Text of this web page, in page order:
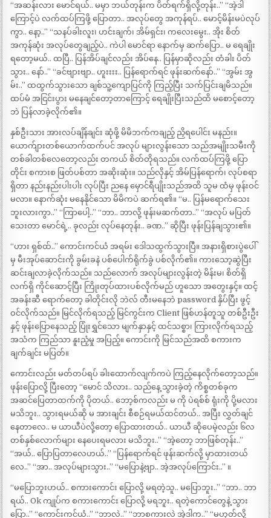
“အဆန်းလား မောင်ရယ်.. မမှာ ဘယ်တုန်းက ပိတ်ရက်ရှိလို့တုန်း..” “အဲ့ဒါ
ကြောင့်ပဲ လက်ထပ်ကြဖို့ ပြောတာ.. အလုပ်တွေ အကုန်ရပ်.. မောင့်မိန်းမပဲလုပ်
ကွာ.. နော့..” “သနပ်ခါးလူး၊ ဟင်းချက်၊ အိမ်ရှင်း၊ ကလေးမွေး.. အိုး စိတ်
အကုန်ဆုံး အလုပ်တွေချည့်ပဲ.. ကဲပါ မောင်ရာ နောက်မှ ဆက်ပြော.. မ ရေချိုး
ရတော့မယ်.. ထပြီ.. ပြန်အိပ်ချင်လည်း အိပ်နေ.. ပြန်မှာဆိုလည်း တံခါး ပိတ်
သွား.. နော်..” “ခင်ဗျားဗျာ.. ဟူးးးး.. ပြန်ရောက်ရင် ဖုန်းဆက်နော်..” “အွမ်း အွ
မ်း..” ထထွက်သွားသော ချစ်သူ့ကျောပြင်ကို ကြည့်ပြီး သက်ပြင်းချမိသည်။
ထပ်မံ အငြင်းပွား မနေချင်တော့တာကြောင့် ရေချိုးပြီးသည်ထိ မစောင့်တော့
ဘဲ ပြန်လာခဲ့လိုက်၏။
နှစ်ဦးသား အားလပ်ချိန်ချင်း ဆုံဖို့ မိမိဘက်ကချည့် ညှိရပေါင်း မနည်း။
ယောက်ျားတစ်ယောက်ထက်ပင် အလုပ် များလွန်းသော သည်အမျိုးသမီးကို
တစ်ခါတစ်လေတော့လည်း တကယ် စိတ်တိုရသည်။ လက်ထပ်ကြဖို့ ပြော
တိုင်း စကားစ ဖြတ်ပစ်တာ အဆိုးဆုံး။ သည်လိုနှင့် အိမ်ပြန်ရောက်၊ လုပ်စရာ
ရှိတာ နည်းနည်းပါးပါး လုပ်ပြီး ညနေ မှောင်ရီပျိုးသည်အထိ သူမ ထံမှ ဖုန်းဝင်
မလာ။ နောက်ဆုံး မနေနိုင်သော မိမိကပဲ ဆက်ရ၏။ “မ.. ပြန်မရောက်သေး
ဘူးလားကွာ..” “ကြာပေါ့..” “ဘာ.. ဘာလို့ ဖုန်းမဆက်တာ..” “အလုပ် မပြတ်
သေးတာ မောင်ရဲ့.. ခုလည်း လုပ်နေတုန်း.. ခဏ..” ဆိုပြီး ဖုန်းပြန်ချသွား၏။
“ဟား ရှစ်ထ်..” ကောင်းကင်ယံ အရမ်း ဒေါသထွက်သွားပြီ။ အနားရှိစားပွဲပေါ်
မှ မီးအုပ်ဆောင်းကို ခွမ်းခနဲ ပစ်ပေါက်ရိုက်ခွဲ ပစ်လိုက်၏။ ကားသော့ဆွဲပြီး
ဆင်းချလာခဲ့လိုက်သည်။ သည်လောက် အလုပ်များလွန်းတဲ့ မိန်းမ၊ စိတ်ရှိ
လက်ရှိ ကိုင်ဆောင့်ပြီး ကြိုးတုပ်ထားပစ်လိုက်မည် ဟူသော အတွေးနှင့်။ ထင့်
အခန်းဆီ ရောက်တော့ ခါတိုင်းလို ဘဲလ် တီးမနေဘဲ password နှိပ်ပြီး ဖွင့်
ဝင်လိုက်သည်။ မြင်လိုက်ရသည့် မြင်ကွင်းက Client ဖြစ်ဟန်တူသူ တစ်ဦးဦး
နှင့် ဖုန်းပြောနေသည့် ပြုံးရွှင်သော မျက်နှာနှင့် ထင်သစ္စာ၊ ကြားလိုက်ရသည့်
အသံက ကြည်သာ နူးညံ့မှု အပြည့်။ ကောင်းကို မြင်သည်အထိ စကားက
ချက်ချင်း မပြတ်။
ကောင်းလည်း မတ်တပ်ရပ် ခါးထောက်လျက်ကပဲ ကြည့်နေလိုက်တော့သည်။
ဖုန်းပြောလို့ ပြီးတော့ “မောင် သိလား.. သည်နေ့ သွားခဲ့တဲ့ ကိစ္စတစ်ခုက
အဆင်ပြေတာထက်ကို ပိုတယ်.. ဘော့စ်ကလည်း မ ကို ပဲရစ်စ် ရုံးကို ပို့မလား
မသိဘူး.. သွားရမယ်ဆို မ အားချင်း စီစဉ်ရမယ်ထင်တယ်.. အပြီး လွှတ်ချင်
နေတာလေ.. မ ယာယီပဲလို့တော့ ပြောထားတယ်.. ယာယီ ဆိုပေမဲ့လည်း ၆လ
တစ်နှစ်လောက်များ နေပေးရမလား မသိဘူး..” “အဲ့တော့ ဘာဖြစ်တုန်း..”
“အယ်.. ပြောပြတာလေဟယ်..” “ပြန်ရောက်ရင် ဖုန်းဆက်လို့ မှာထားတယ်
လေ..” “အာ.. အလုပ်များသွား..” “မပြောနဲ့ဗျာ.. အဲ့အလုပ်ကြောင်း..” ။
“မပြောဘူးဟယ်.. စကားကောင်း ပြောလို့ မရတဲ့သူ.. မပြောဘူး..” “ဘာ.. ဘာ
ရယ်.. Ok ကျုပ်က စကားကောင်း ပြောလို့ မရဘူး.. ရတဲ့ကောင်တွေနဲ့ သွား
ပြော..” “ကောင်းကင်ယံ..” “ဘာလဲ..” “ဘာစကားလဲ အဲ့ဒါက..” “မဟုတ်လို့